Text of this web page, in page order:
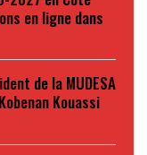
en ligne dans
de la MUDESA
Kouassi